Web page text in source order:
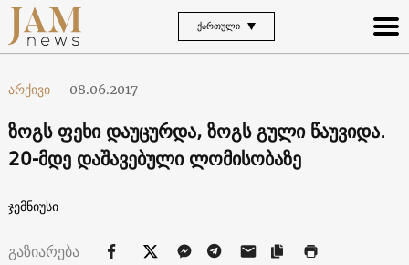
ᲥᲐᲠᲗᲣᲚᲘ
არქივი - 08.06.2017
ზოგს ფეხი დაუცურდა, ზოგს გული წაუვიდა.
20-მდე დაშავებული ლომისობაზე
ჯემნიუსი
გაზიარება